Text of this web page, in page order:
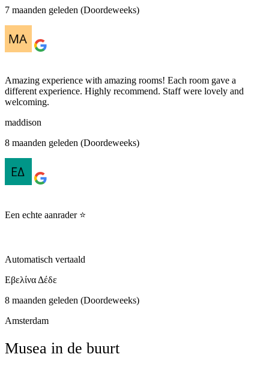
7 maanden geleden (Doordeweeks)
Amazing experience with amazing rooms! Each room gave a
different experience. Highly recommend. Staff were lovely and
welcoming.
maddison
8 maanden geleden (Doordeweeks)
Een echte aanrader ⭐️
Automatisch vertaald
Εβελίνα Δέδε
8 maanden geleden (Doordeweeks)
Amsterdam
Musea in de buurt